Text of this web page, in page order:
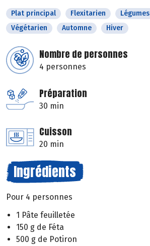
Plat principal Flexitarien Légumes
Végétarien
Automne Hiver
Nombre de personnes
4 personnes
Préparation
30 min
Cuisson
20 min
Ingrédients
Pour 4 personnes
1 Pâte feuilletée
150 g de Féta
500 g de Potiron